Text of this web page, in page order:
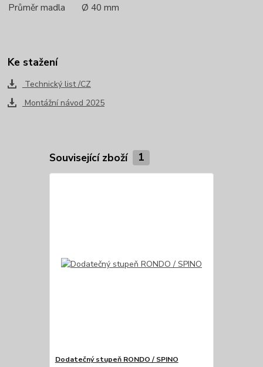
Průměr madla
Ø 40 mm
Ke stažení
Technický list /CZ
Montážní návod 2025
Související zboží 1
Dodatečný stupeň RONDO / SPINO